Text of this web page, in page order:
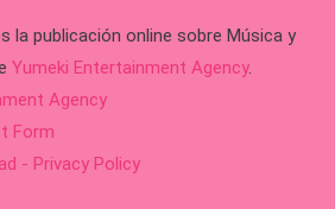
la publicación online sobre Música y
Yumeki Entertainment Agency.
Form
- Privacy Policy